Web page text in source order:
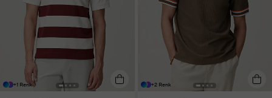
+1 Renk +2 Renk